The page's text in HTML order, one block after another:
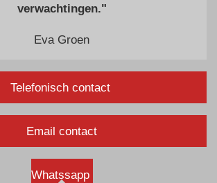
verwachtingen."
Eva Groen
Telefonisch contact
Email contact
Whatssapp